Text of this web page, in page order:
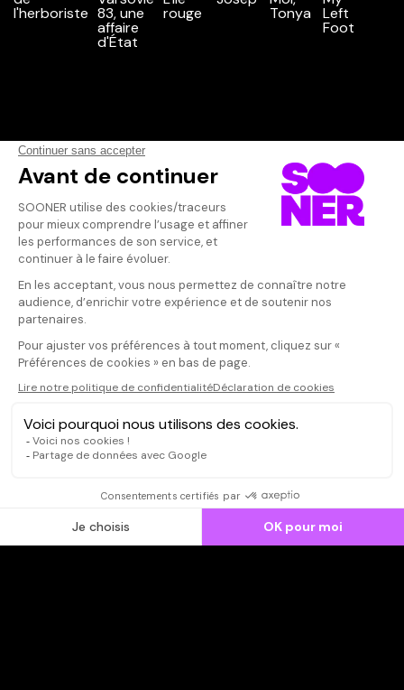
Vos avis
Donnez votre avis
Votre note
Votre commentaire
Il faut vous connecter pour
publier un avis
CONNEXION
Qui sommes-nous ?